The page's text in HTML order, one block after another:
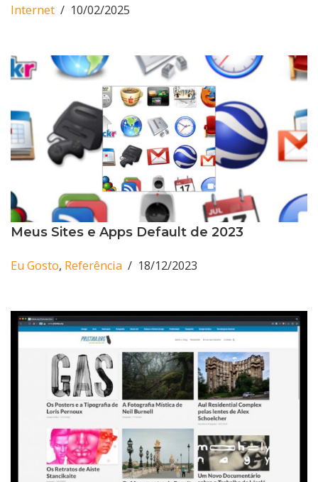
Internet 10/02/2025
Meus Sites e Apps Default de 2023
Eu Gosto, Referência 18/12/2023